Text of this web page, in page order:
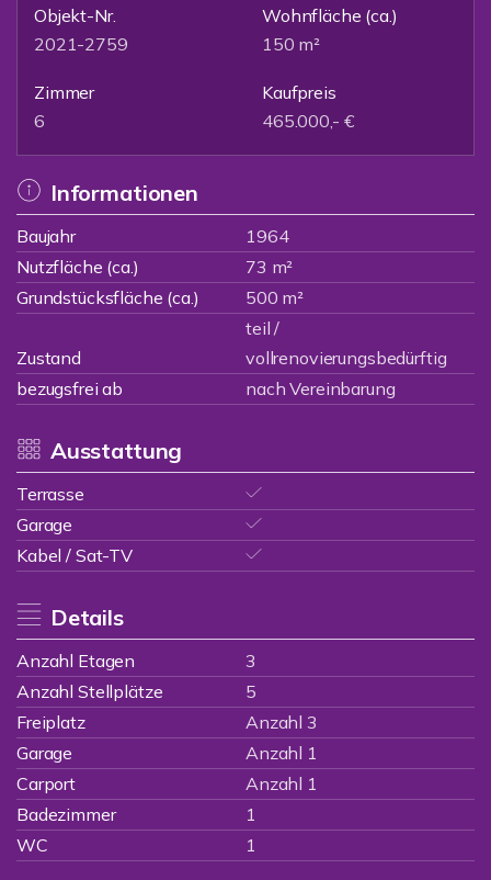
Objekt-Nr.
2021-2759
Wohnfläche (ca.)
150 m²
Zimmer
6
Kaufpreis
465.000,- €
Informationen
Baujahr
1964
Nutzfläche (ca.)
73 m²
Grundstücksfläche (ca.)
500 m²
Zustand
teil /
vollrenovierungsbedürftig
bezugsfrei ab
nach Vereinbarung
Ausstattung
Terrasse
Garage
Kabel / Sat-TV
Details
Anzahl Etagen
3
Anzahl Stellplätze
5
Freiplatz
Anzahl 3
Garage
Anzahl 1
Carport
Anzahl 1
Badezimmer
1
WC
1